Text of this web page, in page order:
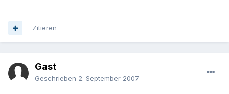
Zitieren
Gast
Geschrieben 2. September 2007